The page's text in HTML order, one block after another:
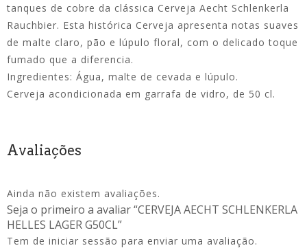
tanques de cobre da clássica Cerveja Aecht Schlenkerla
Rauchbier. Esta histórica Cerveja apresenta notas suaves
de malte claro, pão e lúpulo floral, com o delicado toque
fumado que a diferencia.
Ingredientes: Água, malte de cevada e lúpulo.
Cerveja acondicionada em garrafa de vidro, de 50 cl.
Avaliações
Ainda não existem avaliações.
Seja o primeiro a avaliar “CERVEJA AECHT SCHLENKERLA
HELLES LAGER G50CL”
Tem de iniciar sessão para enviar uma avaliação.